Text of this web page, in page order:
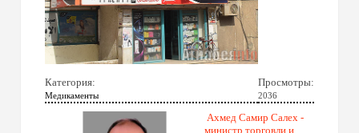
Категория:
Медикаменты
Просмотры:
2036
Ахмед Самир Салех -
министр торговли и